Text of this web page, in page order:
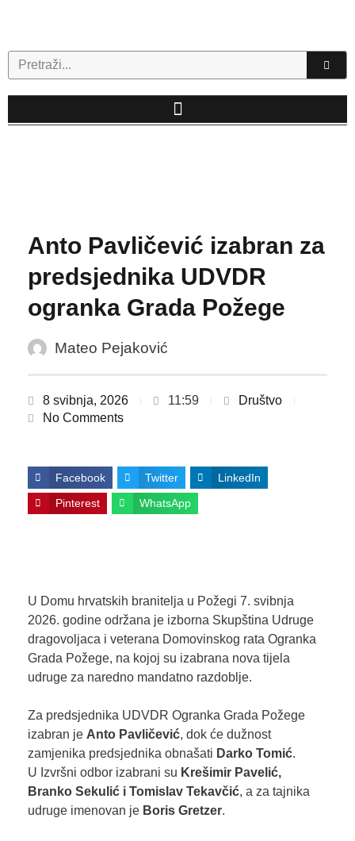
Search
Anto Pavličević izabran za
predsjednika UDVDR
ogranka Grada Požege
Mateo Pejaković
8 svibnja, 2026 11:59
Društvo
No Comments
Facebook Twitter LinkedIn
Pinterest WhatsApp
U Domu hrvatskih branitelja u Požegi 7. svibnja
2026. godine održana je izborna Skupština Udruge
dragovoljaca i veterana Domovinskog rata Ogranka
Grada Požege, na kojoj su izabrana nova tijela
udruge za naredno mandatno razdoblje.
Za predsjednika UDVDR Ogranka Grada Požege
izabran je Anto Pavličević, dok će dužnost
zamjenika predsjednika obnašati Darko Tomić.
U Izvršni odbor izabrani su Krešimir Pavelić,
Branko Sekulić i Tomislav Tekavčić, a za tajnika
udruge imenovan je Boris Gretzer.